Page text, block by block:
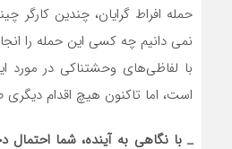
حمله افراط گرایان، چندین کارگر
نمی دانیم چه کسی این حمله را
با لفاظی‌های وحشتناکی در
است، اما تاکنون هیچ اقدام
_با نگاهی به آینده، شما